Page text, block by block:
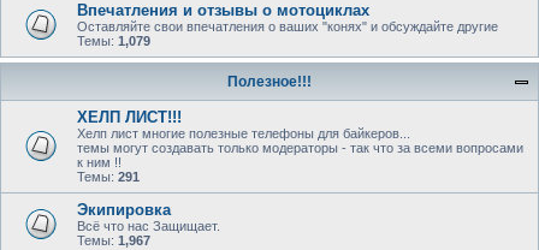
Впечатления и отзывы о мотоциклах
Оставляйте свои впечатления о ваших "конях" и обсуждайте другие
Темы: 1,079
Полезное!!!
ХЕЛП ЛИСТ!!!
Хелп лист многие полезные телефоны для байкеров...
темы могут создавать только модераторы - так что за всеми вопросами
к ним !!
Темы: 291
Экипировка
Всё что нас Защищает.
Темы: 1,967